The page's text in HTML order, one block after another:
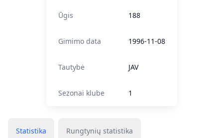
Ūgis 188
Gimimo data 1996-11-08
Tautybė JAV
Sezonai klube 1
Statistika Rungtynių statistika